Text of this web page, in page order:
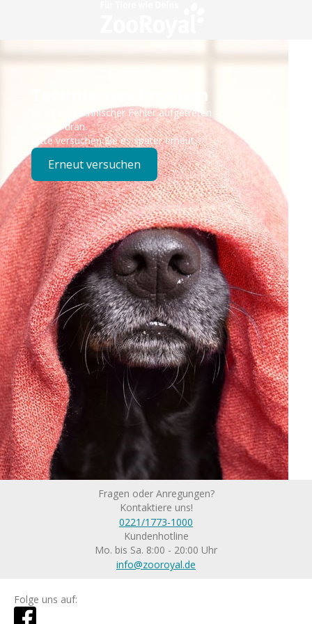
Technisches Problem
Es ist ein technischer Fehler aufgetreten – wir sind
bereits dran.
Bitte versuchen Sie es später erneut.
Erneut versuchen
Fragen oder Anregungen?
Kontaktiere uns!
0221/1773-1000
Kundenhotline
Mo. bis Sa. 8:00 - 20:00 Uhr
info@zooroyal.de
Folge uns auf: